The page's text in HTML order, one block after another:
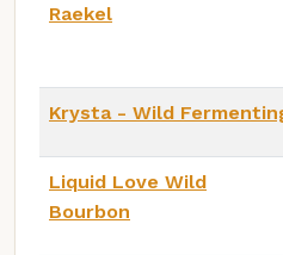
Raekel
Krysta - Wild
Liquid Love Wild
Bourbon